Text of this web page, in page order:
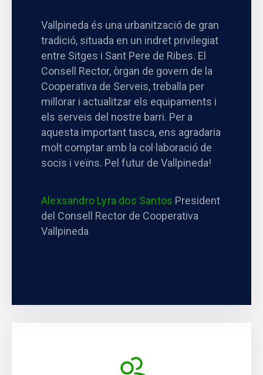
Vallpineda és una urbanització de gran
tradició, situada en un indret privilegiat
entre Sitges i Sant Pere de Ribes. El
Consell Rector, òrgan de govern de la
Cooperativa de Serveis, treballa per
millorar i actualitzar els equipaments i
els serveis del nostre barri. Per a
aquesta important tasca, ens agradaria
molt comptar amb la col·laboració de
socis i veïns. Pel futur de Vallpineda!
Alexsandro Lyra dos Santos President
del Consell Rector de Cooperativa
Vallpineda